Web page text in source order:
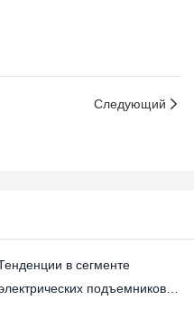
Следующий
в сегменте
подъемников и